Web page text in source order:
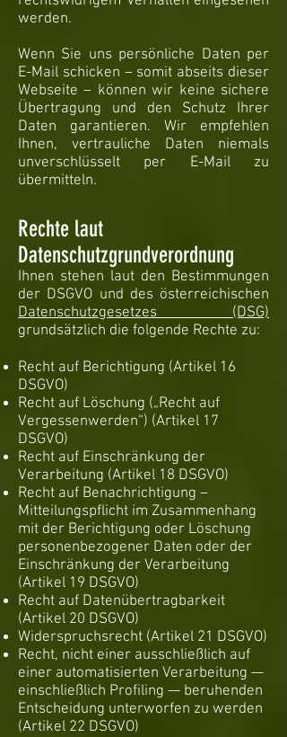
werden.
Wenn Sie uns persönliche Daten per
E-Mail schicken – somit abseits dieser
Webseite – können wir keine sichere
Übertragung und den Schutz Ihrer
Daten garantieren. Wir empfehlen
Ihnen, vertrauliche Daten niemals
unverschlüsselt per E-Mail zu
übermitteln.
Rechte laut
Datenschutzgrundverordnung
Ihnen stehen laut den Bestimmungen
der DSGVO und des österreichischen
Datenschutzgesetzes (DSG)
grundsätzlich die folgende Rechte zu:
Recht auf Berichtigung (Artikel 16
DSGVO)
Recht auf Löschung („Recht auf
Vergessenwerden“) (Artikel 17
DSGVO)
Recht auf Einschränkung der
Verarbeitung (Artikel 18 DSGVO)
Recht auf Benachrichtigung –
Mitteilungspflicht im Zusammenhang
mit der Berichtigung oder Löschung
personenbezogener Daten oder der
Einschränkung der Verarbeitung
(Artikel 19 DSGVO)
Recht auf Datenübertragbarkeit
(Artikel 20 DSGVO)
Widerspruchsrecht (Artikel 21 DSGVO)
Recht, nicht einer ausschließlich auf
einer automatisierten Verarbeitung —
einschließlich Profiling — beruhenden
Entscheidung unterworfen zu werden
(Artikel 22 DSGVO)